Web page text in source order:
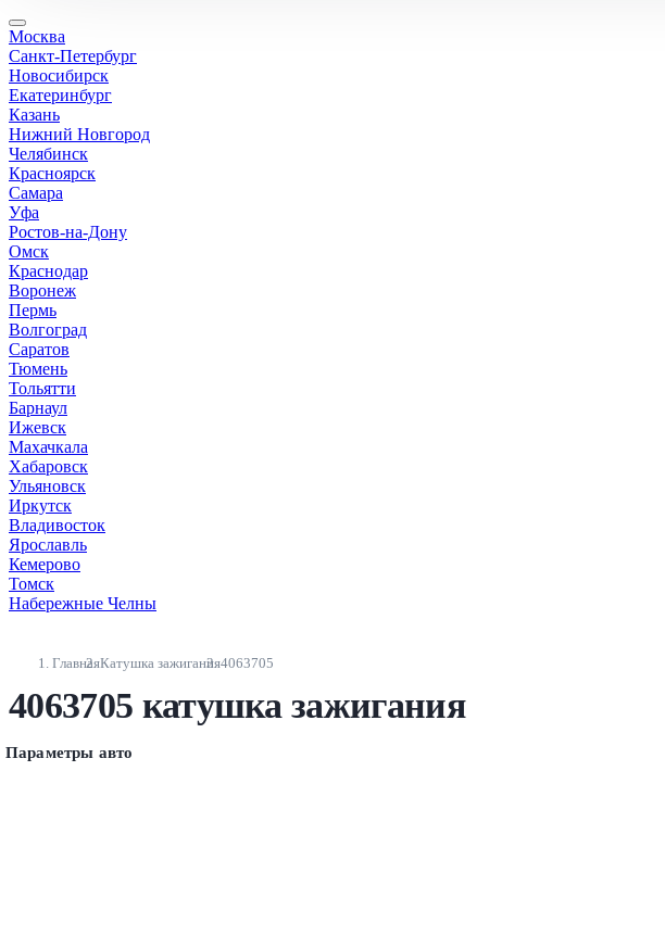
стеклоочистители
топливная система
тормозная система
трансмиссия
Москва
Санкт-Петербург
Новосибирск
Екатеринбург
Казань
Нижний Новгород
Челябинск
Красноярск
Самара
Уфа
Ростов-на-Дону
Омск
Краснодар
Воронеж
Пермь
Волгоград
Саратов
Тюмень
Тольятти
Барнаул
Ижевск
Махачкала
Хабаровск
Ульяновск
Иркутск
Владивосток
Ярославль
Кемерово
Томск
Набережные Челны
ГлавнаяКатушка зажигания4063705
4063705 катушка зажигания
Параметры авто